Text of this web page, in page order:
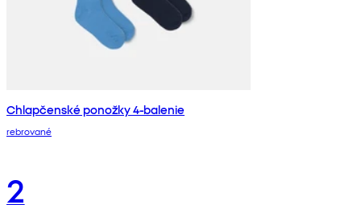
Chlapčenské ponožky 4-balenie
rebrované
2